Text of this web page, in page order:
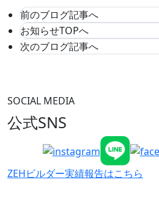
前のブログ記事へ
お知らせTOPへ
次のブログ記事へ
SOCIAL MEDIA
公式SNS
ZEHビルダー実績報告はこちら